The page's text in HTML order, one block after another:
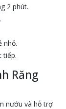
2 phút.
nhỏ.
tiếp.
Răng
nướu và hỗ trợ